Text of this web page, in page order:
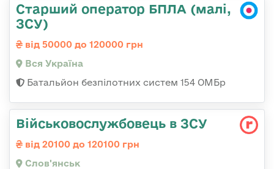
Старший оператор БПЛА (малі,
ЗСУ)
від 50000 до 120000 грн
Вся Україна
Батальйон безпілотних систем 154 ОМБр
Військовослужбовець в ЗСУ
від 20100 до 120100 грн
Слов'янськ